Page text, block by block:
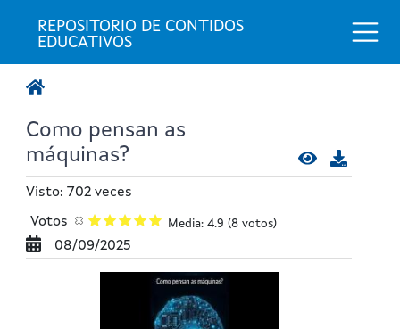
REPOSITORIO DE CONTIDOS
EDUCATIVOS
Como pensan as
máquinas?
Visto: 702 veces
Votos Media: 4.9 (8 votos)
08/09/2025